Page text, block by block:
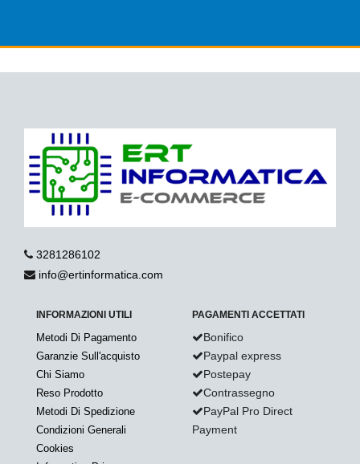
3281286102
info@ertinformatica.com
INFORMAZIONI UTILI
Metodi Di Pagamento
Garanzie Sull'acquisto
Chi Siamo
Reso Prodotto
Metodi Di Spedizione
Condizioni Generali
Cookies
PAGAMENTI ACCETTATI
Bonifico
Paypal express
Postepay
Contrassegno
PayPal Pro Direct
Payment